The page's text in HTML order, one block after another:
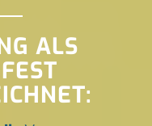
ALS